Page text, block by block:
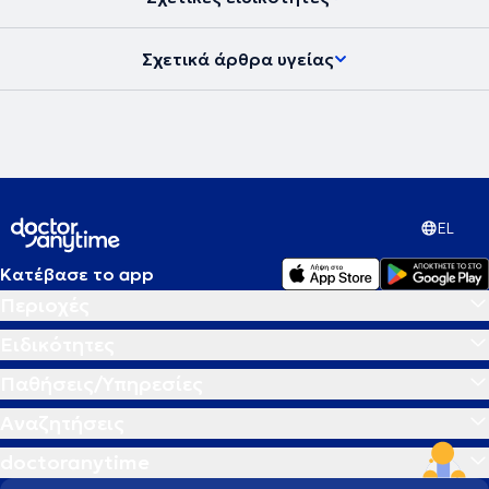
συνέδρια ως προσκεκλημένος ομιλητής, ενώ έχει δημοσιεύσει σε
διεθνή και ελληνικά επιστημονικά περιοδικά.
Σχετικά άρθρα υγείας
EL
Κατέβασε το app